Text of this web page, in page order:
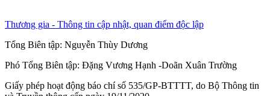
Thương gia - Thông tin cập nhật, quan điểm độc lập
Tổng Biên tập: Nguyễn Thùy Dương
Phó Tổng Biên tập: Đặng Vương Hạnh -Doãn Xuân Trường
Giấy phép hoạt động báo chí số 535/GP-BTTTT, do Bộ Thông tin